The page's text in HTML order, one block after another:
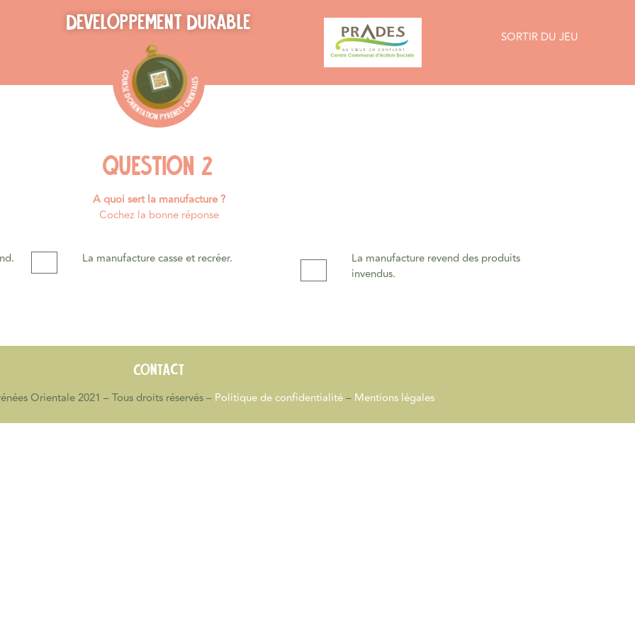
Developpement durable
SORTIR DU JEU
QUESTIOn 2
A quoi sert la manufacture ?
Cochez la bonne réponse
La manufacture casse et recréer.
La manufacture revend des produits
invendus.
Contact
Orientale 2021 – Tous droits réservés – Politique de confidentialité– Mentions légales